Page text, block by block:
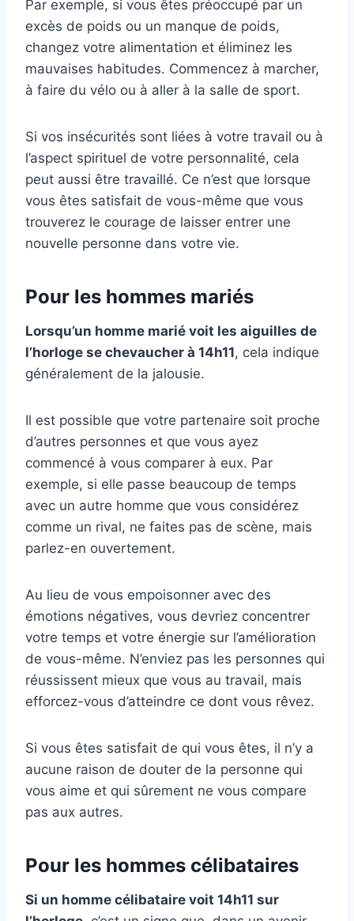
Par exemple, si vous êtes préoccupé par un
excès de poids ou un manque de poids,
changez votre alimentation et éliminez les
mauvaises habitudes. Commencez à marcher,
à faire du vélo ou à aller à la salle de sport.
Si vos insécurités sont liées à votre travail ou à
l’aspect spirituel de votre personnalité, cela
peut aussi être travaillé. Ce n’est que lorsque
vous êtes satisfait de vous-même que vous
trouverez le courage de laisser entrer une
nouvelle personne dans votre vie.
Pour les hommes mariés
Lorsqu’un homme marié voit les aiguilles de
l’horloge se chevaucher à 14h11, cela indique
généralement de la jalousie.
Il est possible que votre partenaire soit proche
d’autres personnes et que vous ayez
commencé à vous comparer à eux. Par
exemple, si elle passe beaucoup de temps
avec un autre homme que vous considérez
comme un rival, ne faites pas de scène, mais
parlez-en ouvertement.
Au lieu de vous empoisonner avec des
émotions négatives, vous devriez concentrer
votre temps et votre énergie sur l’amélioration
de vous-même. N’enviez pas les personnes qui
réussissent mieux que vous au travail, mais
efforcez-vous d’atteindre ce dont vous rêvez.
Si vous êtes satisfait de qui vous êtes, il n’y a
aucune raison de douter de la personne qui
vous aime et qui sûrement ne vous compare
pas aux autres.
Pour les hommes célibataires
Si un homme célibataire voit 14h11 sur